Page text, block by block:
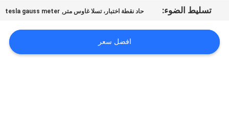
أخبار
اطلب
اقتباس
تسليط الضوء: حاد نقطة اختبار، تسلا غاوس متر ,
tesla gauss meter
افضل سعر